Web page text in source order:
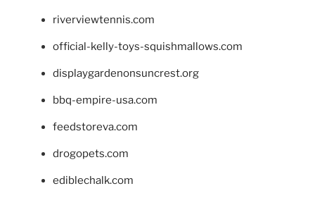
riverviewtennis.com
official-kelly-toys-squishmallows.com
displaygardenonsuncrest.org
bbq-empire-usa.com
feedstoreva.com
drogopets.com
ediblechalk.com